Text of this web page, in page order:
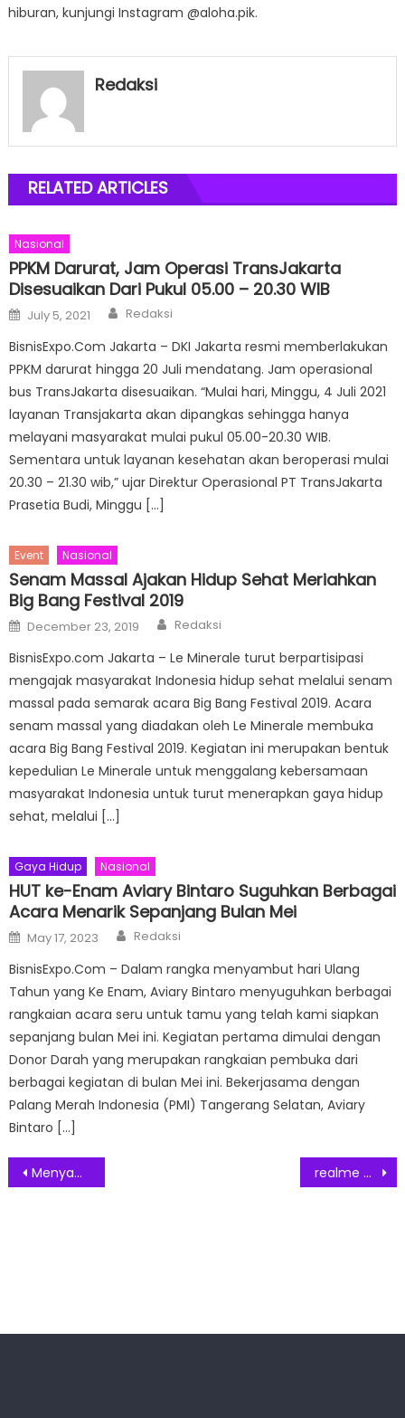
hiburan, kunjungi Instagram @aloha.pik.
Redaksi
RELATED ARTICLES
Nasional
PPKM Darurat, Jam Operasi TransJakarta
Disesuaikan Dari Pukul 05.00 – 20.30 WIB
Posted
on
July 5, 2021 Author
Redaksi
BisnisExpo.Com Jakarta – DKI Jakarta resmi memberlakukan
PPKM darurat hingga 20 Juli mendatang. Jam operasional
bus TransJakarta disesuaikan. “Mulai hari, Minggu, 4 Juli 2021
layanan Transjakarta akan dipangkas sehingga hanya
melayani masyarakat mulai pukul 05.00-20.30 WIB.
Sementara untuk layanan kesehatan akan beroperasi mulai
20.30 – 21.30 wib,” ujar Direktur Operasional PT TransJakarta
Prasetia Budi, Minggu […]
Event Nasional
Senam Massal Ajakan Hidup Sehat Meriahkan
Big Bang Festival 2019
Posted
on
December 23, 2019 Author
Redaksi
BisnisExpo.com Jakarta – Le Minerale turut berpartisipasi
mengajak masyarakat Indonesia hidup sehat melalui senam
massal pada semarak acara Big Bang Festival 2019. Acara
senam massal yang diadakan oleh Le Minerale membuka
acara Big Bang Festival 2019. Kegiatan ini merupakan bentuk
kepedulian Le Minerale untuk menggalang kebersamaan
masyarakat Indonesia untuk turut menerapkan gaya hidup
sehat, melalui […]
Gaya Hidup Nasional
HUT ke-Enam Aviary Bintaro Suguhkan Berbagai
Acara Menarik Sepanjang Bulan Mei
Posted
on
May 17, 2023 Author
Redaksi
BisnisExpo.Com – Dalam rangka menyambut hari Ulang
Tahun yang Ke Enam, Aviary Bintaro menyuguhkan berbagai
rangkaian acara seru untuk tamu yang telah kami siapkan
sepanjang bulan Mei ini. Kegiatan pertama dimulai dengan
Donor Darah yang merupakan rangkaian pembuka dari
berbagai kegiatan di bulan Mei ini. Bekerjasama dengan
Palang Merah Indonesia (PMI) Tangerang Selatan, Aviary
Bintaro […]
Post
Menyambut Pemegang Saham Baru Dengan Upacara Peresmian at Fraser Residence Sudirman Jakarta realme GT 7 Series Siap Meluncur Global “Power That Never Stops”